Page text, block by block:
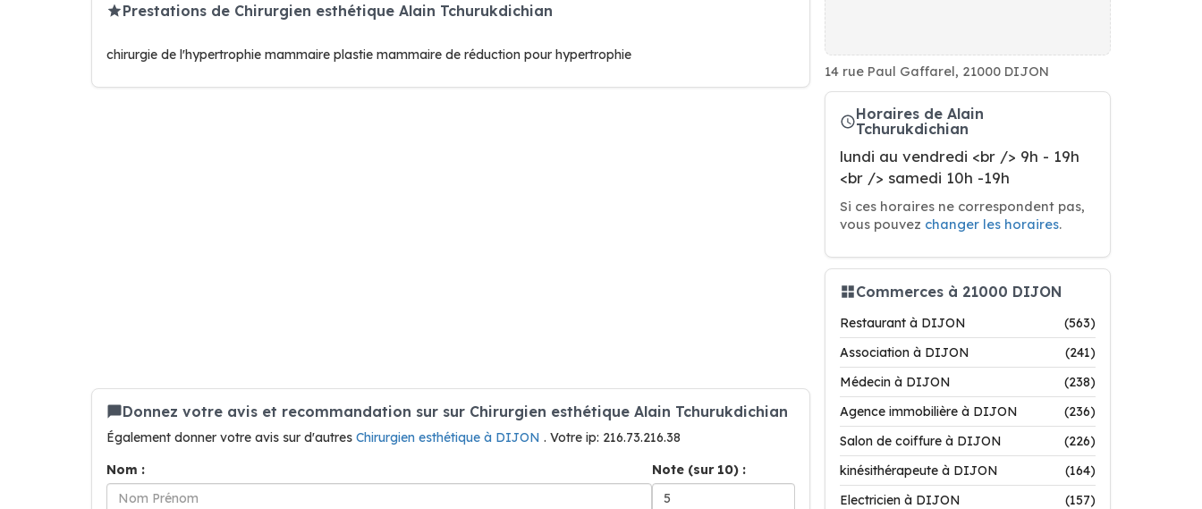
Prestations de Chirurgien esthétique Alain Tchurukdichian
chirurgie de l'hypertrophie mammaire plastie mammaire de réduction pour hypertrophie
Donnez votre avis et recommandation sur sur Chirurgien esthétique Alain Tchurukdichian
Également donner votre avis sur d'autres Chirurgien esthétique à DIJON . Votre ip: 216.73.216.38
Nom :
Note (sur 10) :
14 rue Paul Gaffarel, 21000 DIJON
Horaires de Alain
Tchurukdichian
lundi au vendredi <br /> 9h - 19h
<br /> samedi 10h -19h
Si ces horaires ne correspondent pas,
vous pouvez changer les horaires.
Commerces à 21000 DIJON
Restaurant à DIJON
(563)
Association à DIJON
(241)
Médecin à DIJON
(238)
Agence immobilière à DIJON
(236)
Salon de coiffure à DIJON
(226)
kinésithérapeute à DIJON
(164)
Electricien à DIJON
(157)